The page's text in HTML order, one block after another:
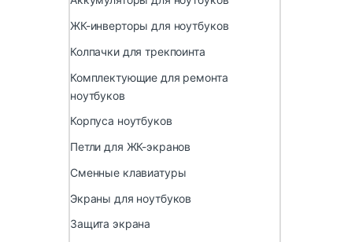
ЖК-инверторы для ноутбуков
Колпачки для трекпоинта
Комплектующие для ремонта
ноутбуков
Корпуса ноутбуков
Петли для ЖК-экранов
Сменные клавиатуры
Экраны для ноутбуков
Защита экрана